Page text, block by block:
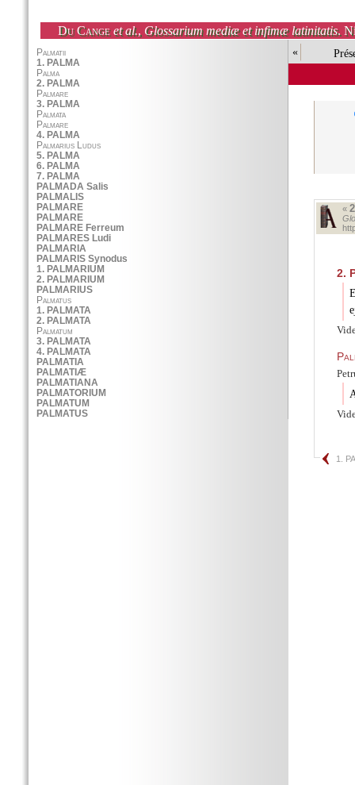
Du Cange et al., Glossarium mediæ et infimæ latinitatis.
«
«
2.
1.